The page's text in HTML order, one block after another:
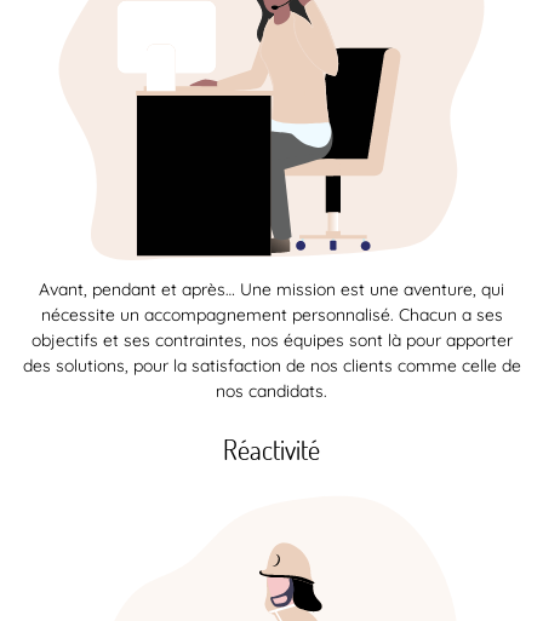
Avant, pendant et après… Une mission est une aventure, qui
nécessite un accompagnement personnalisé. Chacun a ses
objectifs et ses contraintes, nos équipes sont là pour apporter
des solutions, pour la satisfaction de nos clients comme celle de
nos candidats.
Réactivité